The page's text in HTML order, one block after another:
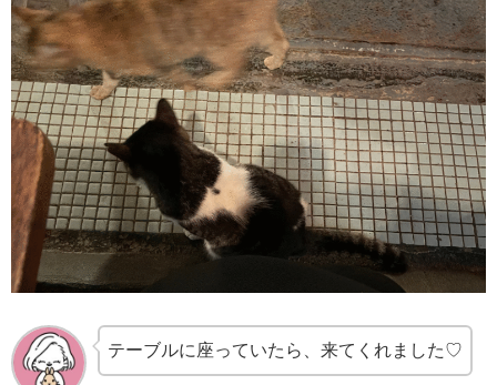
テーブルに座っていたら、来てくれました♡